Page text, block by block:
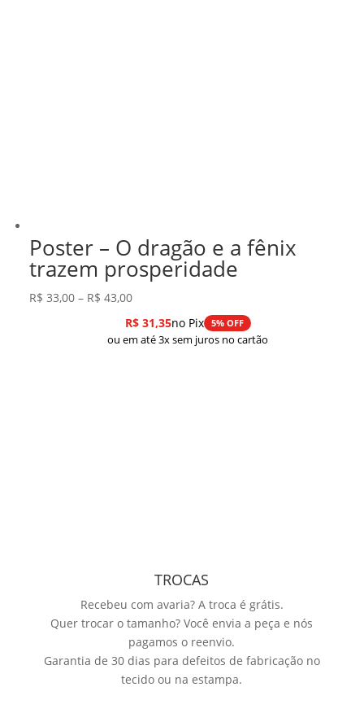
Poster – O dragão e a fênix
trazem prosperidade
R$ 33,00 – R$ 43,00Faixa
de
preço:
R$31,35no Pix 5% OFF
ou em até 3x sem juros no cartão
TROCAS
Recebeu com avaria? A troca é grátis.
Quer trocar o tamanho? Você envia a peça e nós
pagamos o reenvio.
Garantia de 30 dias para defeitos de fabricação no
tecido ou na estampa.